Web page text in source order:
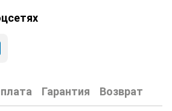
Гарантия Возврат